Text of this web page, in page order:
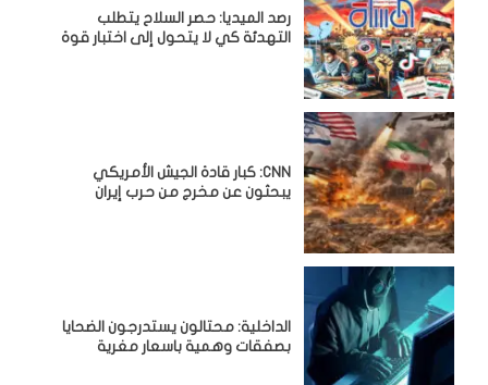
رصد الميديا: حصر السلاح يتطلب
التهدئة كي لا يتحول إلى اختبار قوة
CNN: كبار قادة الجيش الأمريكي
يبحثون عن مخرج من حرب إيران
الداخلية: محتالون يستدرجون الضحايا
بصفقات وهمية باسعار مغرية